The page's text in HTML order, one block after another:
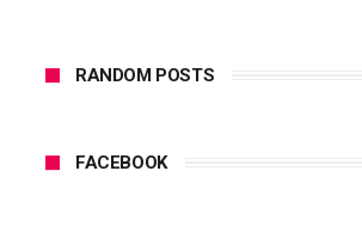
RANDOM POSTS
FACEBOOK